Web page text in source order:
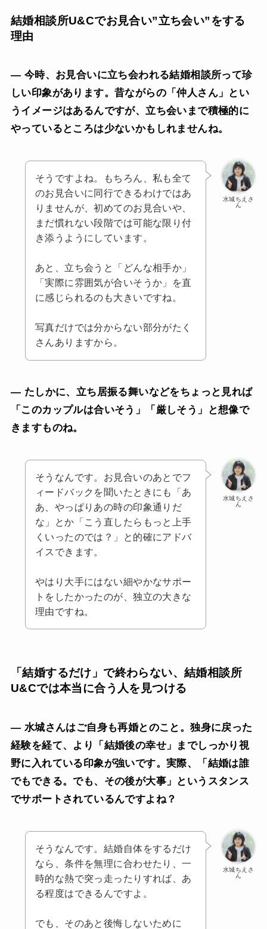
結婚相談所U&Cでお見合い”立ち会い”をする
理由
— 今時、お見合いに立ち会われる結婚相談所って珍
しい印象があります。昔ながらの「仲人さん」とい
うイメージはあるんですが、立ち会いまで積極的に
やっているところは少ないかもしれませんね。
水城ちえさ
ん
そうですよね。もちろん、私も全て
のお見合いに同行できるわけではあ
りませんが、初めてのお見合いや、
まだ慣れない段階では可能な限り付
き添うようにしています。
あと、立ち会うと「どんな相手か」
「実際に雰囲気が合いそうか」を直
に感じられるのも大きいですね。
写真だけでは分からない部分がたく
さんありますから。
— たしかに、立ち居振る舞いなどをちょっと見れば
「このカップルは合いそう」「厳しそう」と想像で
きますものね。
水城ちえさ
ん
そうなんです。お見合いのあとでフ
ィードバックを聞いたときにも「あ
あ、やっぱりあの時の印象通りだ
な」とか「こう直したらもっと上手
くいったのでは？」と的確にアドバ
イスできます。
やはり大手にはない細やかなサポー
トをしたかったのが、独立の大きな
理由ですね。
「結婚するだけ」で終わらない、 結婚相談所
U&Cでは本当に合う人を見つける
— 水城さんはご自身も再婚とのこと。独身に戻った
経験を経て、より「結婚後の幸せ」までしっかり視
野に入れている印象が強いです。実際、「結婚は誰
でもできる。でも、その後が大事」というスタンス
でサポートされているんですよね？
水城ちえさ
ん
そうなんです。結婚自体をするだけ
なら、条件を無理に合わせたり、一
時的な熱で突っ走ったりすれば、あ
る程度はできるんですよ。
でも、そのあと後悔しないために